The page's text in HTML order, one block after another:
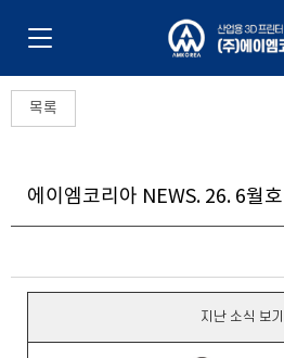
목록
에이엠코리아 NEWS. 26. 6월호
지난 소식 보기